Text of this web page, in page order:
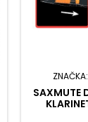
ZNAČKA:
SAXMUTE